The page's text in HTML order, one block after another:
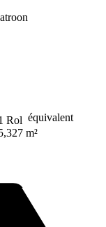
Rol équivalent
m²